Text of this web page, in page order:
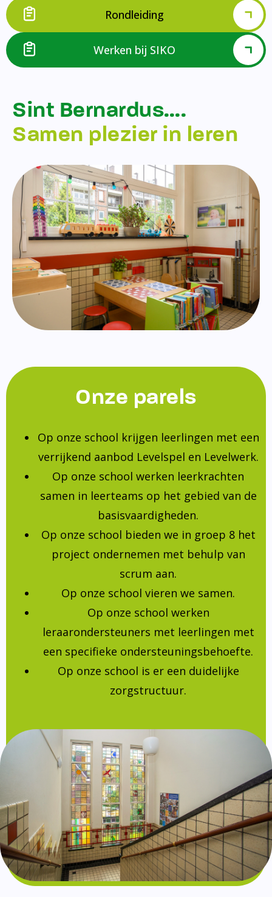
Rondleiding
Werken bij SIKO
Sint Bernardus….
Samen plezier in leren
Onze parels
Op onze school krijgen leerlingen met een
verrijkend aanbod Levelspel en Levelwerk.
Op onze school werken leerkrachten
samen in leerteams op het gebied van de
basisvaardigheden.
Op onze school bieden we in groep 8 het
project ondernemen met behulp van
scrum aan.
Op onze school vieren we samen.
Op onze school werken
leraarondersteuners met leerlingen met
een specifieke ondersteuningsbehoefte.
Op onze school is er een duidelijke
zorgstructuur.